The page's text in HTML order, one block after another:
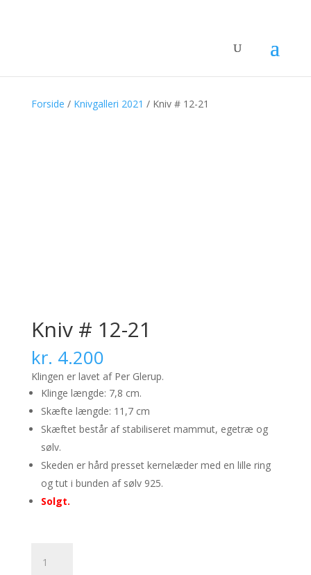
Forside / Knivgalleri 2021 / Kniv # 12-21
Kniv # 12-21
kr. 4.200
Klingen er lavet af Per Glerup.
Klinge længde: 7,8 cm.
Skæfte længde: 11,7 cm
Skæftet består af stabiliseret mammut, egetræ og
sølv.
Skeden er hård presset kernelæder med en lille ring
og tut i bunden af sølv 925.
Solgt.